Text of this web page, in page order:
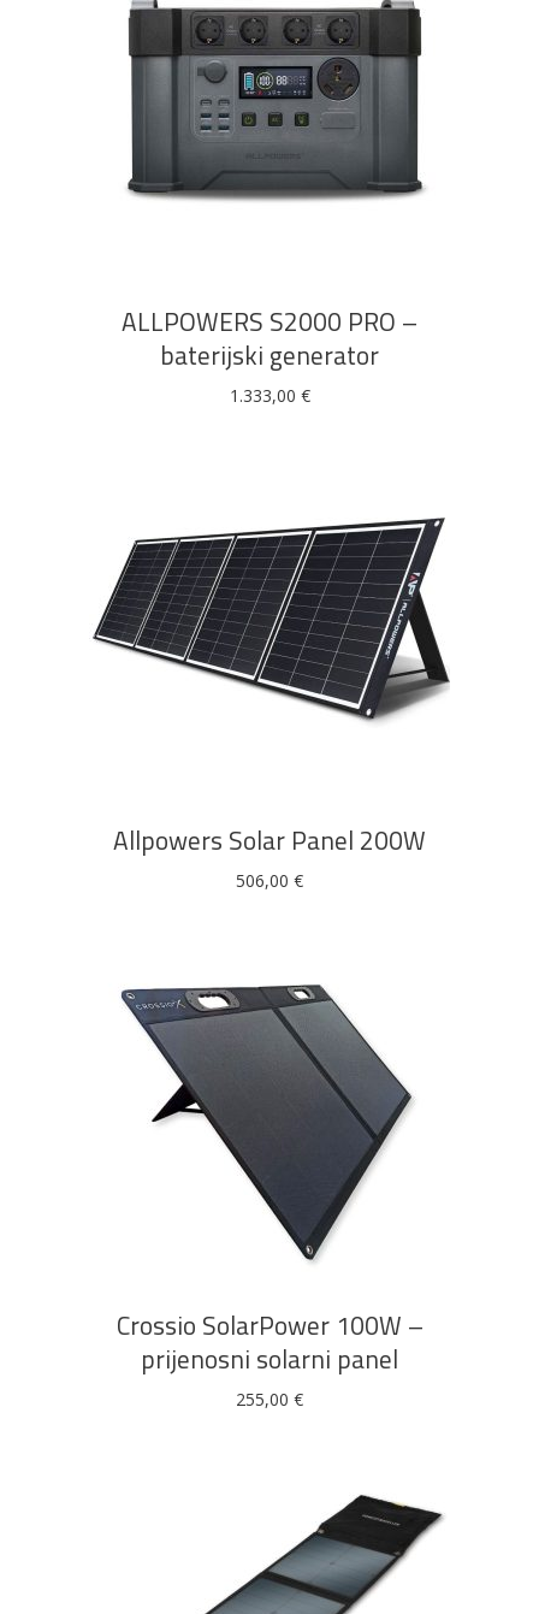
DODAJ U KOŠARICU
ALLPOWERS S2000 PRO –
baterijski generator
1.333,00 €
DODAJ U KOŠARICU
Allpowers Solar Panel 200W
506,00 €
DODAJ U KOŠARICU
Crossio SolarPower 100W –
prijenosni solarni panel
255,00 €